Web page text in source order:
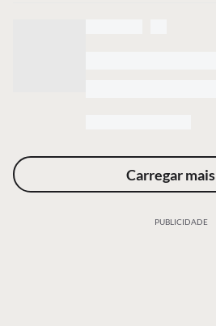
Carregar mais
PUBLICIDADE